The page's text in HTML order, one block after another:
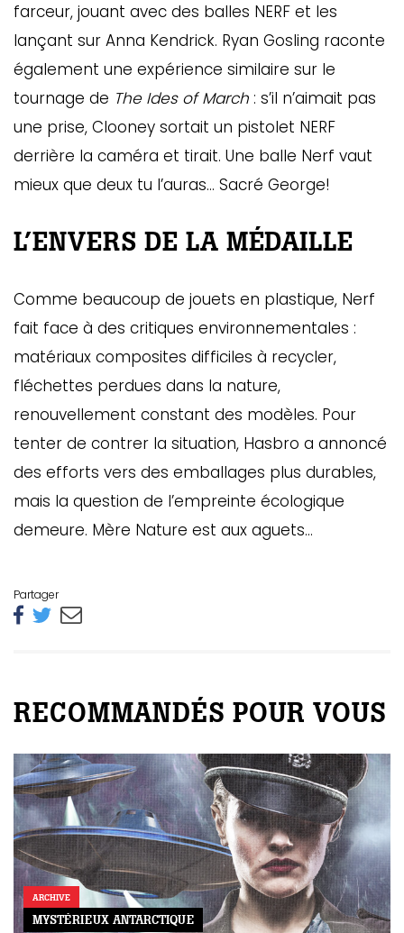
farceur, jouant avec des balles NERF et les
lançant sur Anna Kendrick. Ryan Gosling raconte
également une expérience similaire sur le
tournage de The Ides of March : s’il n’aimait pas
une prise, Clooney sortait un pistolet NERF
derrière la caméra et tirait. Une balle Nerf vaut
mieux que deux tu l’auras… Sacré George!
L’ENVERS DE LA MÉDAILLE
Comme beaucoup de jouets en plastique, Nerf
fait face à des critiques environnementales :
matériaux composites difficiles à recycler,
fléchettes perdues dans la nature,
renouvellement constant des modèles. Pour
tenter de contrer la situation, Hasbro a annoncé
des efforts vers des emballages plus durables,
mais la question de l’empreinte écologique
demeure. Mère Nature est aux aguets…
Partager
RECOMMANDÉS POUR VOUS
ARCHIVE
MYSTÉRIEUX ANTARCTIQUE